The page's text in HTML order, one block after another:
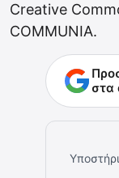
Creative
COMMUNIA.
στα